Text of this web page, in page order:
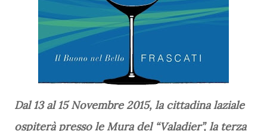
Dal 13 al 15 Novembre 2015, la cittadina laziale
ospiterà presso le Mura del “Valadier”, la terza